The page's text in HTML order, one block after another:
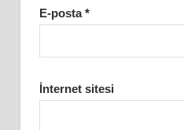
E-posta*
İnternet sitesi